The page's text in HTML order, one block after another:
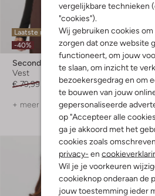
vergelijkbare technieken
"cookies").
Wij gebruiken cookies
zorgen dat onze website
functioneert, om jouw
te slaan, om inzicht te
bezoekersgedrag en om
te bouwen van jouw
gepersonaliseerde
op "Accepteer alle
ga je akkoord met het
cookies zoals
privacy- en
Wil je je voorkeuren
cookieknop onderaan de
jouw toestemming ieder
Laatste maten
-40%
Second Female
Vest
€ 79,99
€ 47,99
+ meer kleuren
-
€